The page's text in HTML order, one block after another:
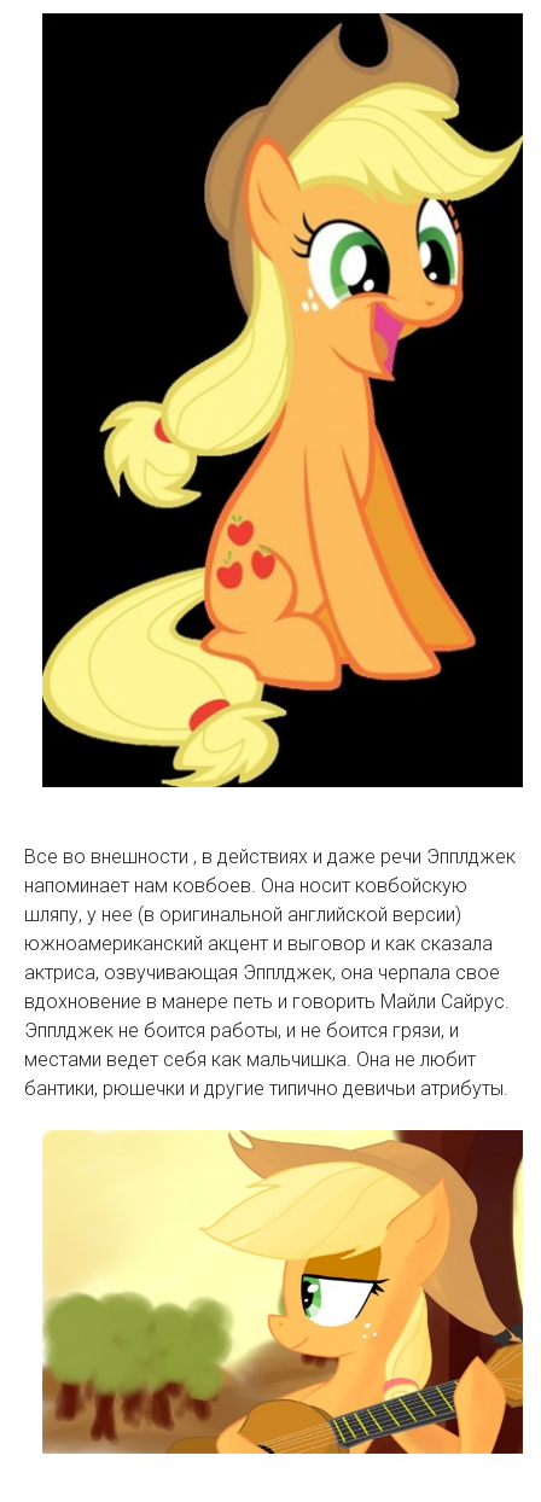
Все во внешности , в действиях и даже речи Эпплджек
напоминает нам ковбоев. Она носит ковбойскую
шляпу, у нее (в оригинальной английской версии)
южноамериканский акцент и выговор и как сказала
актриса, озвучивающая Эпплджек, она черпала свое
вдохновение в манере петь и говорить Майли Сайрус.
Эпплджек не боится работы, и не боится грязи, и
местами ведет себя как мальчишка. Она не любит
бантики, рюшечки и другие типично девичьи атрибуты.